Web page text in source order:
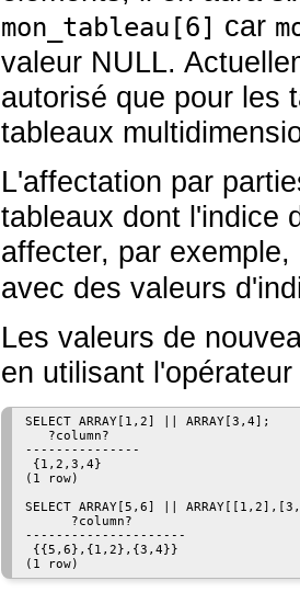
mon_tableau[6] car
valeur NULL.
autorisé que pour les
tableaux
L'affectation par
tableaux dont l'indice
affecter, par exemple,
avec des valeurs
Les valeurs de
en utilisant
SELECT ARRAY[1,2] || ARRAY[3,4];
   ?column?
---------------
{1,2,3,4}
(1 row)
SELECT ARRAY[5,6] ||
      ?column?
---------------------
{{5,6},{1,2},{3,4}}
(1 row)